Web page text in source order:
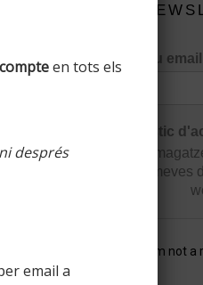
El teu
Estic
de les meves
en tots els
després
email a